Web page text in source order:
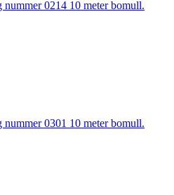
0214 10 meter bomull.
0301 10 meter bomull.